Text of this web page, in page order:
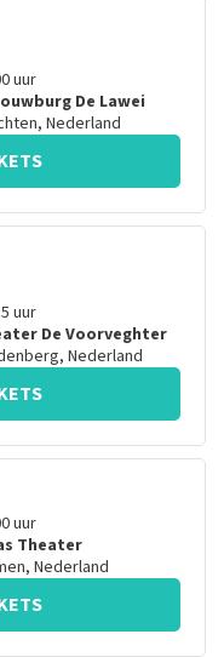
uur
De Lawei
, Nederland
uur
De Voorveghter
, Nederland
uur
Theater
, Nederland